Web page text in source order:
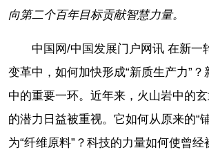
向第二个百年目标贡献智慧力量。
中国网/中国发展门户网讯 在新一
变革中，如何加快形成“新质生产力”
中的重要一环。近年来，火山岩中的
的潜力日益被重视。它如何从原来的“
为“纤维原料”？科技的力量如何使曾